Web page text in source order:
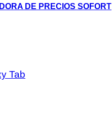
DE PRECIOS SOFORT
Tab